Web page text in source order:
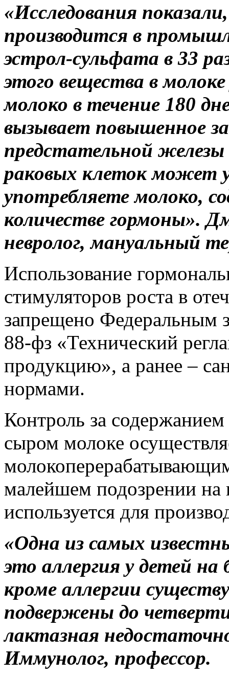
«Исследования
производится в
эстрол-сульфата в 33
этого вещества в
молоко в течение 180
вызывает повышенное
предстательной
раковых клеток может
употребляете молоко,
количестве гормоны».
невролог, мануальный
Использование
стимуляторов роста в
запрещено Федеральным
88-фз «Технический
продукцию», а ранее –
нормами.
Контроль за
сыром молоке
малейшем подозрении на
используется для
«Одна из самых
это аллергия у детей на
кроме аллергии
подвержены до
лактазная
Иммунолог, профессор.